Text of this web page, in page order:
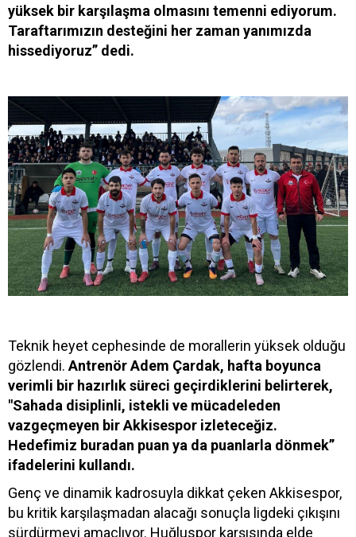
yüksek bir karşılaşma olmasını temenni ediyorum.
Taraftarımızın desteğini her zaman yanımızda
hissediyoruz” dedi.
Teknik heyet cephesinde de morallerin yüksek olduğu
gözlendi. Antrenör Adem Çardak, hafta boyunca
verimli bir hazırlık süreci geçirdiklerini belirterek,
"Sahada disiplinli, istekli ve mücadeleden
vazgeçmeyen bir Akkisespor izleteceğiz.
Hedefimiz buradan puan ya da puanlarla dönmek”
ifadelerini kullandı.
Genç ve dinamik kadrosuyla dikkat çeken Akkisespor,
bu kritik karşılaşmadan alacağı sonuçla ligdeki çıkışını
sürdürmeyi amaçlıyor. Huğluspor karşısında elde